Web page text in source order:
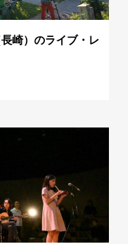
崎）のライブ・レ